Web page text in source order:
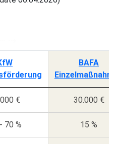
BAFA
€ 30.000 €
70 % 15 %